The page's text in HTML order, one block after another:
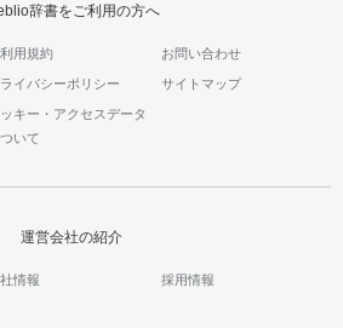
辞書をご利用の方へ
用規約 お問い合わせ
イバシーポリシー サイトマップ
キー・アクセスデータ
いて
運営会社の紹介
情報 採用情報